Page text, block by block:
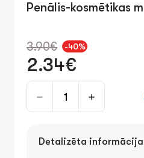
Penālis-kosmētikas
3.90€ -40%
2.34€
Detalizēta informācija